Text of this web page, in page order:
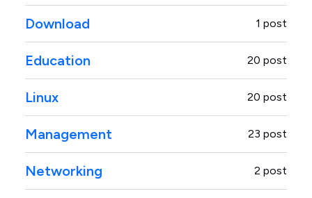
Download 1 post
Education 20 post
Linux 20 post
Management 23 post
Networking 2 post